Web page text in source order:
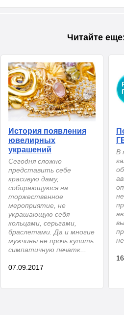
Читайте
История появления
ювелирных
украшений
Сегодня сложно
представить себе
красивую даму,
собирающуюся на
торжественное
мероприятие, не
украшающую себя
кольцами, серьгами,
браслетами. Да и многие
мужчины не прочь купить
симпатичную печатк...
07.09.2017
В